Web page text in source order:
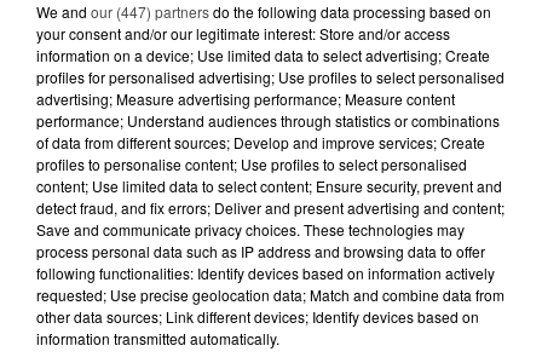
8h28
INTERDICTION DU DÉMARCHAGE
TÉLÉPHONIQUE : CE QUI VA
CHANGER POUR...
7 août 2026
PETIT-DÉJEUNER : EST-IL
VRAIMENT OBLIGATOIRE DE
MANGER LE MATIN ?
7 août 2026
WEEK-END ROUGE SUR LES
ROUTES : LE GRAND OUEST SE
PRÉPARE À UN...
We and our (447) partnersdo the following data processing based on
your consent and/or our legitimate interest: Store and/or access
information on a device; Use limited data to select advertising; Create
profiles for personalised advertising; Use profiles to select personalised
advertising; Measure advertising performance; Measure content
performance; Understand audiences through statistics or combinations
of data from different sources; Develop and improve services; Create
profiles to personalise content; Use profiles to select personalised
content; Use limited data to select content; Ensure security, prevent and
detect fraud, and fix errors; Deliver and present advertising and content;
Save and communicate privacy choices. These technologies may
process personal data such as IP address and browsing data to offer
following functionalities: Identify devices based on information actively
requested; Use precise geolocation data; Match and combine data from
other data sources; Link different devices; Identify devices based on
information transmitted automatically.